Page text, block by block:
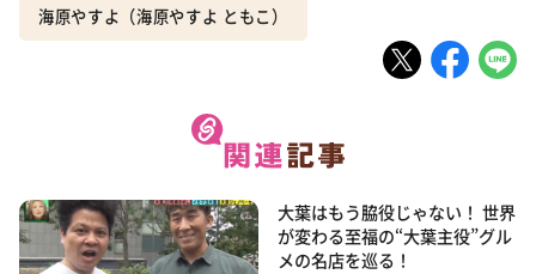
海原やすよ（海原やすよ ともこ）
大葉はもう脇役じゃない！ 世界
が変わる至福の“大葉主役”グル
メの名店を巡る！